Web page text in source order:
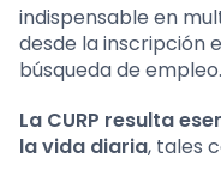
indispensable en
desde la inscripción
búsqueda de empleo.
La CURP resulta
la vida diaria, tales